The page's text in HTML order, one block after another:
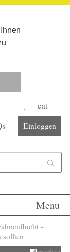
Management
Einloggen
Menu
-
sollten